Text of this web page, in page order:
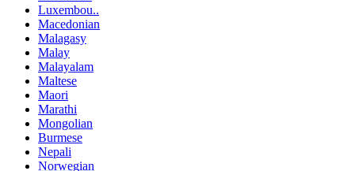
Luxembou..
Macedonian
Malagasy
Malay
Malayalam
Maltese
Maori
Marathi
Mongolian
Burmese
Nepali
Norwegian